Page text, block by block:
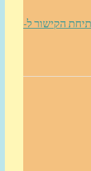
ל-